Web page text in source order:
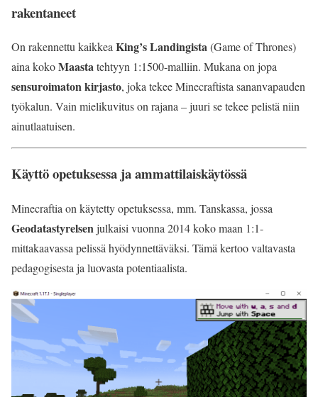
rakentaneet
On rakennettu kaikkeaKing’s Landingista(Game of Thrones)
aina kokoMaastatehtyyn 1:1500-malliin. Mukana on jopa
sensuroimaton kirjasto, joka tekee Minecraftista sananvapauden
työkalun. Vain mielikuvitus on rajana – juuri se tekee pelistä niin
ainutlaatuisen.
Käyttö opetuksessa ja ammattilaiskäytössä
Minecraftia on käytetty opetuksessa, mm. Tanskassa, jossa
Geodatastyrelsenjulkaisi vuonna 2014 koko maan 1:1-
mittakaavassa pelissä hyödynnettäväksi. Tämä kertoo valtavasta
pedagogisesta ja luovasta potentiaalista.